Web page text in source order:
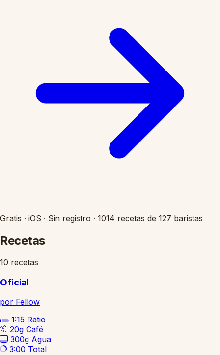
Gratis · iOS · Sin registro · 1014 recetas de 127 baristas
Recetas
10 recetas
Oficial
por Fellow
1:15 Ratio
20g Café
300g Agua
3:00 Total